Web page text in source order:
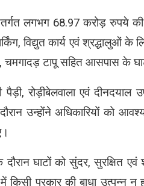
लगभग 68.97 करोड़ रुपये की
विद्युत कार्य एवं श्रद्धालुओं
चमगादड़ टापू सहित आसपास के
रोड़ीबेलवाला एवं दीनदयाल
उन्होंने अधिकारियों को
घाटों को सुंदर, सुरक्षित
किसी प्रकार की बाधा उत्पन्न